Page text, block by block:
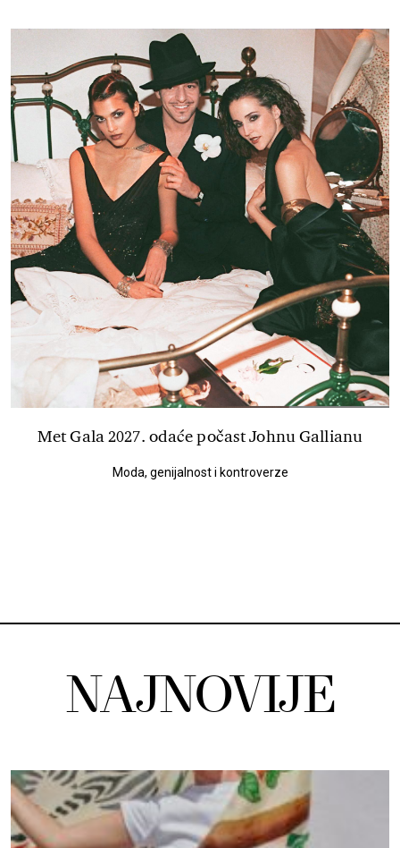
Met Gala 2027. odaće počast Johnu Gallianu
Moda, genijalnost i kontroverze
NAJNOVIJE